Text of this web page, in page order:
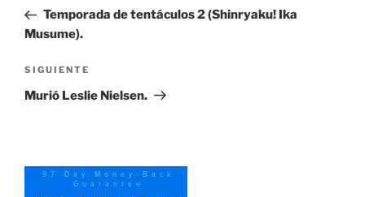
entradas
anterior:
Temporada de tentáculos 2 (Shinryaku! Ika
Musume).
Siguiente
entrada
SIGUIENTE
Murió Leslie Nielsen.